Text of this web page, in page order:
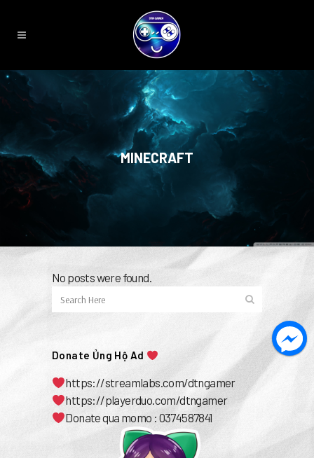
MINECRAFT
No posts were found.
Donate Ủng Hộ Ad
https://streamlabs.com/dtngamer
https://playerduo.com/dtngamer
Donate qua momo : 0374587841